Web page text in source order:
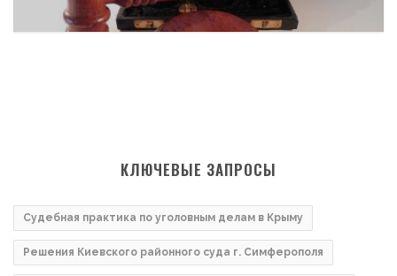
КЛЮЧЕВЫЕ ЗАПРОСЫ
Судебная практика по уголовным делам в Крыму
Решения Киевского районного суда г. Симферополя